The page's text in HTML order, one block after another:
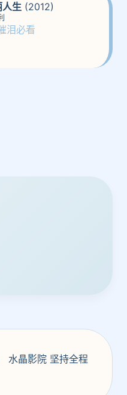
人生(2012)
泪必看
水晶影院 坚持全程